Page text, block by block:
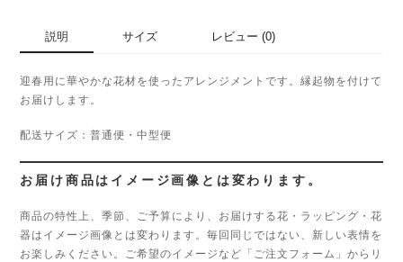
説明 サイズ レビュー (0)
迎春用に華やかな花材を使ったアレンジメントです。縁起物を付けて
お届けします。
配送サイズ：普通便・中型便
お届け商品はイメージ画像とは変わります。
商品の特性上、季節、ご予算により、お届けする花・ラッピング・花
器はイメージ画像とは変わります。毎回同じではない、新しい表情を
お楽しみください。ご希望のイメージなど「ご注文フォーム」からリ